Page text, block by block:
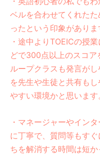
ベルを合わせてくれた
ったという印象がありま
・途中よりTOEICの授
どで300点以上のスコ
ループクラスも発言が
を先生や生徒と共有も
やすい環境かと思います
・マネージャーやイン
に丁寧で、質問等もす
ちを解消する時間は短か